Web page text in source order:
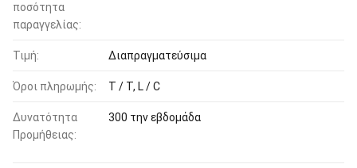
ποσότητα
παραγγελίας:
Τιμή: Διαπραγματεύσιμα
Όροι πληρωμής: T / T, L / C
Δυνατότητα
Προμήθειας:
300 την εβδομάδα